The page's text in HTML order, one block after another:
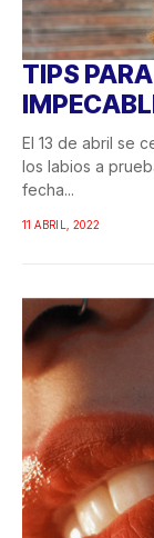
TIPS
El 13 de abril se
los labios a
fecha...
11 ABRIL, 2022